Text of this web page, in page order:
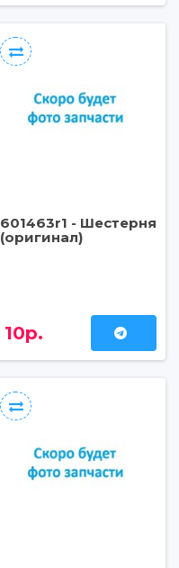
601463r1 - Шестерня
(оригинал)
10р.